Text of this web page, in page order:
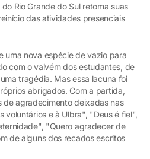
Rio Grande do Sul retoma suas
das atividades presenciais
uma nova espécie de vazio para
com o vaivém dos estudantes, de
tragédia. Mas essa lacuna foi
abrigados. Com a partida,
de agradecimento deixadas nas
voluntários e à Ulbra", "Deus é fiel",
"Quero agradecer de
de alguns dos recados escritos